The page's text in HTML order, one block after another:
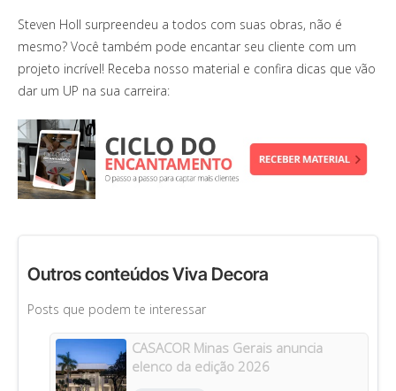
Steven Holl surpreendeu a todos com suas obras, não é
mesmo? Você também pode encantar seu cliente com um
projeto incrível! Receba nosso material e confira dicas que vão
dar um UP na sua carreira:
Outros conteúdos Viva Decora
Posts que podem te interessar
CASACOR Minas Gerais anuncia
elenco da edição 2026